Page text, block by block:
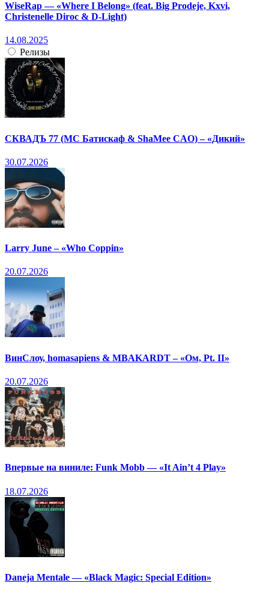
WiseRap — «Where I Belong» (feat. Big Prodeje, Kxvi,
Christenelle Diroc & D-Light)
14.08.2025
Релизы
СКВАДЪ 77 (МС Батискаф & ShaMee CAO) – «Дикий»
30.07.2026
Larry June – «Who Coppin»
20.07.2026
ВинСлоу, homasapiens & MBAKARDT – «Ом, Pt. II»
20.07.2026
Впервые на виниле: Funk Mobb — «It Ain’t 4 Play»
18.07.2026
Daneja Mentale — «Black Magic: Special Edition»